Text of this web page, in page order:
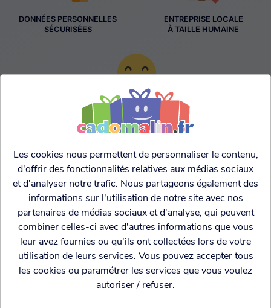
DONNÉES PERSONNELLES
SÉCURISÉES
ENTREPRISE LOCALE
À TAILLE HUMAINE
TARIFS AGRESSIFS &
FRANCO LEGER
Les cookies nous permettent de personnaliser le contenu,
d'offrir des fonctionnalités relatives aux médias sociaux
et d'analyser notre trafic. Nous partageons également des
informations sur l'utilisation de notre site avec nos
partenaires de médias sociaux et d'analyse, qui peuvent
combiner celles-ci avec d'autres informations que vous
leur avez fournies ou qu'ils ont collectées lors de votre
utilisation de leurs services. Vous pouvez accepter tous
les cookies ou paramétrer les services que vous voulez
autoriser / refuser.